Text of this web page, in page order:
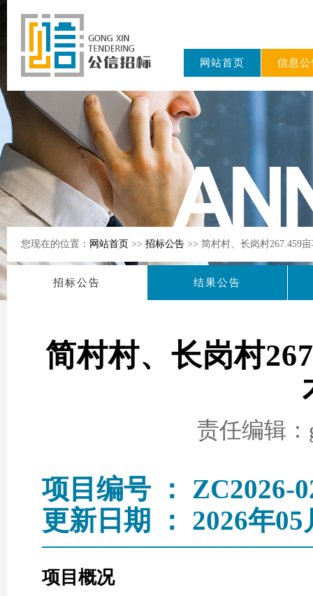
东公信招标
有限公司
网站首页 信息公
您现在的位置： 网站首页 >> 招标公告 >> 简村村、长岗村267.459
招标公告 结果公告
简村村、长岗村
责任编辑
项目编号 ： ZC2026-
更新日期 ： 2026年05
项目概况